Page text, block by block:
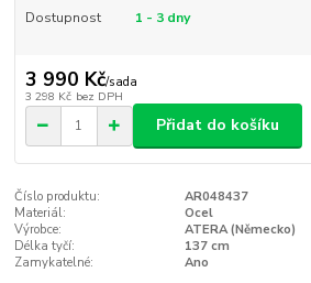
Dostupnost 1 - 3 dny
3 990 Kč/sada
3 298 Kč bez DPH
Přidat do košíku
Číslo produktu:
AR048437
Materiál:
Ocel
Výrobce:
ATERA (Německo)
Délka tyčí:
137 cm
Zamykatelné:
Ano